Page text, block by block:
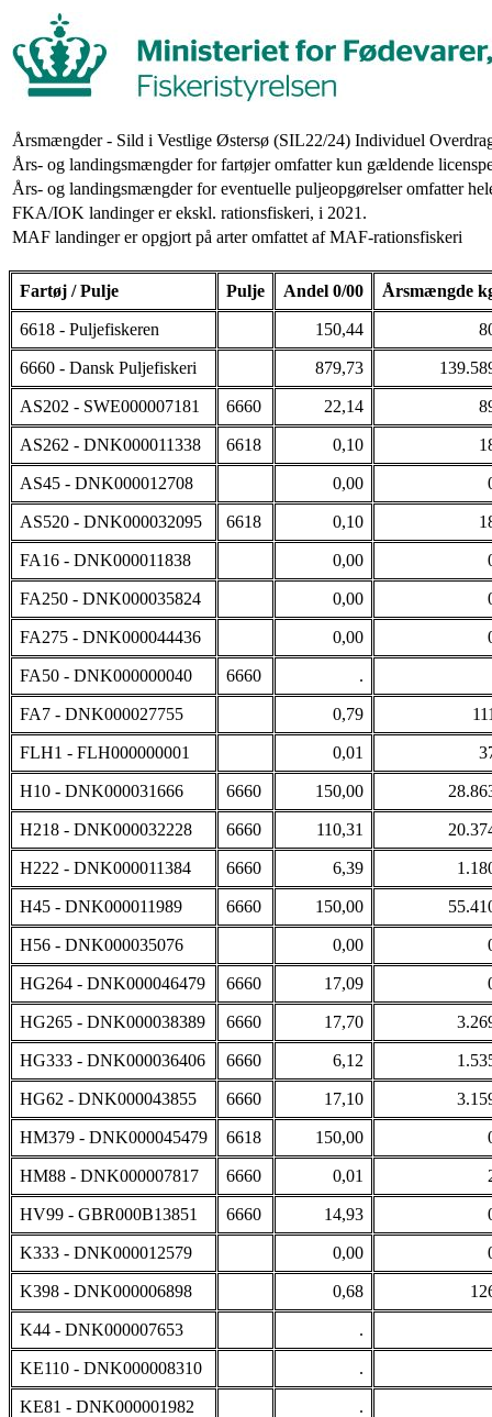
Årsmængder - Sild i Vestlige Østersø (SIL22/24) Individuel
Års- og landingsmængder for fartøjer omfatter kun gældende
Års- og landingsmængder for eventuelle puljeopgørelser omfatter
FKA/IOK landinger er ekskl. rationsfiskeri, i 2021.
MAF landinger er opgjort på arter omfattet af MAF-rationsfiskeri
Fartøj / Pulje Pulje Andel 0/00 Årsmængde
6618 - Puljefiskeren 150,44
6660 - Dansk Puljefiskeri 879,73
AS202 - SWE000007181 6660 22,14
AS262 - DNK000011338 6618 0,10
AS45 - DNK000012708 0,00
AS520 - DNK000032095 6618 0,10
FA16 - DNK000011838 0,00
FA250 - DNK000035824 0,00
FA275 - DNK000044436 0,00
FA50 - DNK000000040 6660 .
FA7 - DNK000027755 0,79
FLH1 - FLH000000001 0,01
H10 - DNK000031666 6660 150,00
H218 - DNK000032228 6660 110,31
H222 - DNK000011384 6660 6,39
H45 - DNK000011989 6660 150,00
H56 - DNK000035076 0,00
HG264 - DNK000046479 6660 17,09
HG265 - DNK000038389 6660 17,70
HG333 - DNK000036406 6660 6,12
HG62 - DNK000043855 6660 17,10
HM379 - DNK000045479 6618 150,00
HM88 - DNK000007817 6660 0,01
HV99 - GBR000B13851 6660 14,93
K333 - DNK000012579 0,00
K398 - DNK000006898 0,68
K44 - DNK000007653 .
KE110 - DNK000008310 .
KE81 - DNK000001982 .